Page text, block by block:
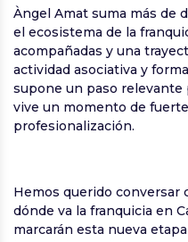
Àngel Amat suma más de
el ecosistema de la
acompañadas y una
actividad asociativa y
supone un paso relevante
vive un momento de
profesionalización.
Hemos querido conversar
dónde va la franquicia en
marcarán esta nueva